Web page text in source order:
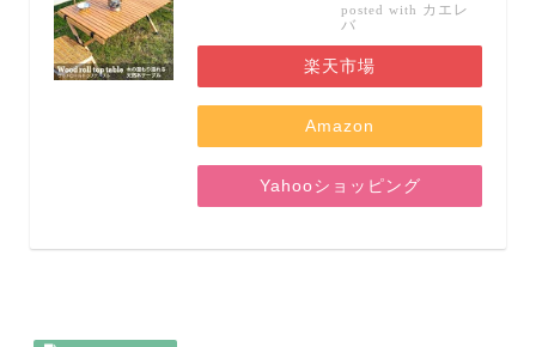
posted with カエレ
バ
楽天市場
Amazon
Yahooショッピング